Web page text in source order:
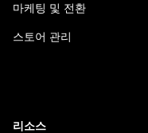
마케팅 및 전환
스토어 관리
리소스